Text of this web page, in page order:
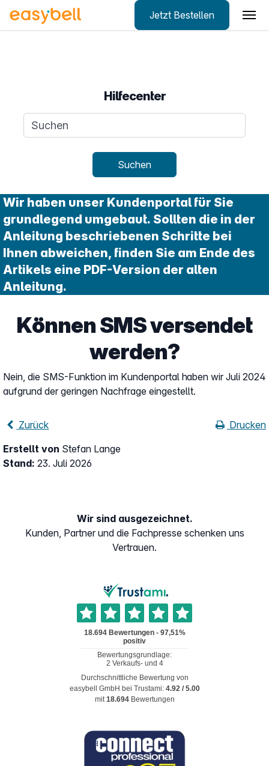
Jetzt Bestellen
Hilfecenter
Suchanfrage
Suchen
Wir haben unser Kundenportal für Sie
grundlegend umgebaut. Sollten die in der
Anleitung beschriebenen Schritte bei
Ihnen abweichen, finden Sie am Ende des
Artikels eine PDF-Version der alten
Anleitung.
Können SMS versendet
werden?
Nein, die SMS-Funktion im Kundenportal haben wir Juli 2024
aufgrund der geringen Nachfrage eingestellt.
Zurück
Drucken
Erstellt von Stefan Lange
Stand: 23. Juli 2026
Wir sind ausgezeichnet.
Kunden, Partner und die Fachpresse schenken uns
Vertrauen.
Durchschnittliche Bewertung von
easybell GmbH bei Trustami: 4.92/ 5.00
mit18.694 Bewertungen